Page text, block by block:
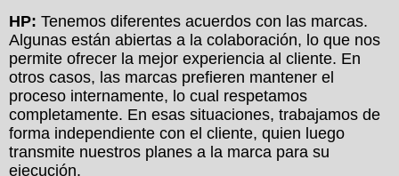
HP: Tenemos diferentes acuerdos con las marcas.
Algunas están abiertas a la colaboración, lo que nos
permite ofrecer la mejor experiencia al cliente. En
otros casos, las marcas prefieren mantener el
proceso internamente, lo cual respetamos
completamente. En esas situaciones, trabajamos de
forma independiente con el cliente, quien luego
transmite nuestros planes a la marca para su
ejecución.